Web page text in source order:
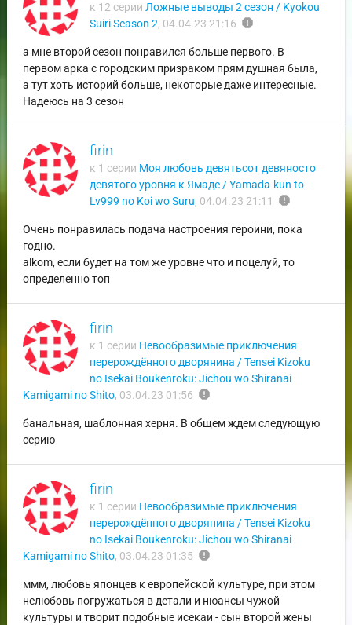
к 12 серии Ложные выводы 2 сезон / Kyokou
Suiri Season 2, 04.04.23 21:16 report
а мне второй сезон понравился больше первого. В
первом арка с городским призраком прям душная была,
а тут хоть историй больше, некоторые даже интересные.
Надеюсь на 3 сезон
firin
к 1 серии Моя любовь девятьсот девяносто
девятого уровня к Ямаде / Yamada-kun to
Lv999 no Koi wo Suru, 04.04.23 21:11 report
Очень понравилась подача настроения героини, пока
годно.
alkom, если будет на том же уровне что и поцелуй, то
определенно топ
firin
к 1 серии Невообразимые приключения
перерождённого дворянина / Tensei Kizoku
no Isekai Boukenroku: Jichou wo Shiranai
Kamigami no Shito, 03.04.23 01:56 report
банальная, шаблонная херня. В общем ждем следующую
серию
firin
к 1 серии Невообразимые приключения
перерождённого дворянина / Tensei Kizoku
no Isekai Boukenroku: Jichou wo Shiranai
Kamigami no Shito, 03.04.23 01:35 report
ммм, любовь японцев к европейской культуре, при этом
нелюбовь погружаться в детали и нюансы чужой
культуры и творит подобные исекаи - сын второй жены